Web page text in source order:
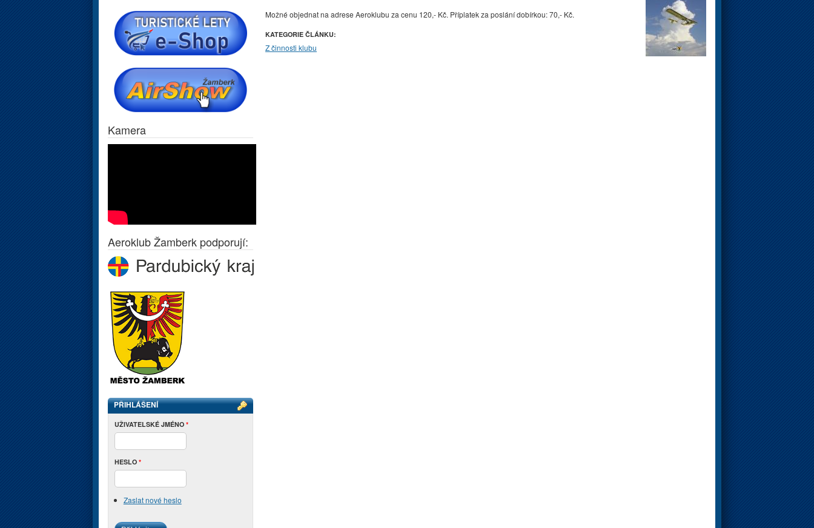
Možné objednat na adrese Aeroklubu za cenu 120,- Kč. Příplatek za poslání dobírkou: 70,- Kč.
KATEGORIE ČLÁNKU:
Z činnosti klubu
Kamera
Aeroklub Žamberk podporují:
PŘIHLÁŠENÍ
UŽIVATELSKÉ JMÉNO *
HESLO *
Zaslat nové heslo